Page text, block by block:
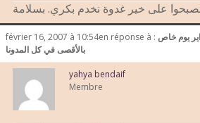
février 16, 2007 à 10:54en réponse à : الجمعة 16 فبراير يوم خاص
بالأقصى في كل المدونا
yahya bendaif
Membre